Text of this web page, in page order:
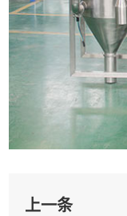
上一条